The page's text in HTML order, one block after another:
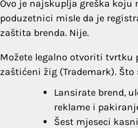
Ovo je najskuplja greška koju
poduzetnici misle da je
zaštita brenda. Nije.
Možete legalno otvoriti tvrtku
zaštićeni žig (Trademark). Što
Lansirate brend,
reklame i
Šest mjeseci